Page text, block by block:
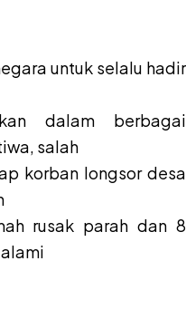
untuk selalu hadir
dalam berbagai
salah
korban longsor desa
rusak parah dan 8